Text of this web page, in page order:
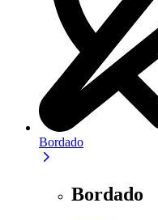
Bordado
Bordado